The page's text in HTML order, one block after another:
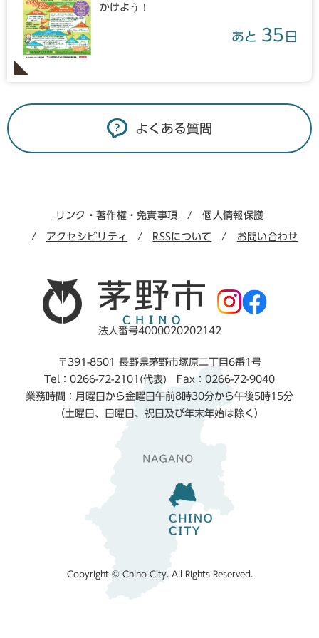
かけよう！
あと 35 日
よくある質問
リンク・著作権・免責事項 個人情報保護
アクセシビリティ RSSについて お問い合わせ
法人番号4000020202142
〒391-8501 長野県茅野市塚原二丁目6番1号
Tel：0266-72-2101(代表) Fax：0266-72-9040
業務時間：月曜日から金曜日午前8時30分から午後5時15分
（土曜日、日曜日、祝日及び年末年始は除く）
Copyright © Chino City. All Rights Reserved.